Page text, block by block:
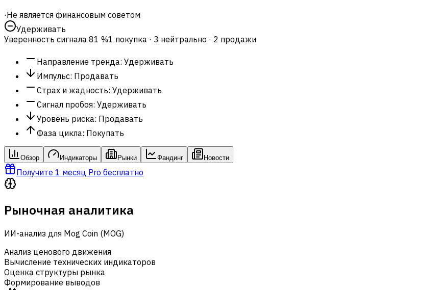
·Не является финансовым советом
Удерживать
Уверенность сигнала 81 %1 покупка · 3 нейтрально · 2 продажи
Направление тренда: Удерживать
Импульс: Продавать
Страх и жадность: Удерживать
Сигнал пробоя: Удерживать
Уровень риска: Продавать
Фаза цикла: Покупать
Обзор Индикаторы Рынки Фандинг Новости
Получите 1 месяц Pro бесплатно
Рыночная аналитика
ИИ-анализ для Mog Coin (MOG)
Анализ ценового движения
Вычисление технических индикаторов
Оценка структуры рынка
Формирование выводов